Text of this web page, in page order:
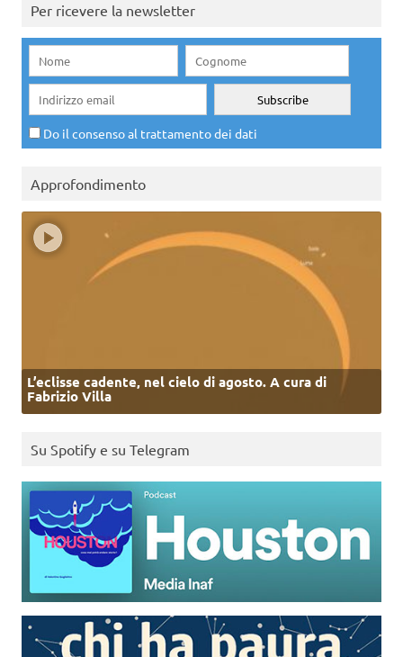
Per ricevere la newsletter
Do il consenso al trattamento dei dati
Approfondimento
L’eclisse cadente, nel cielo di agosto. A cura di
Fabrizio Villa
Su Spotify e su Telegram